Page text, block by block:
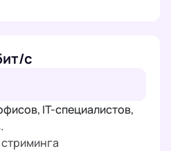
с
IT-специалистов,